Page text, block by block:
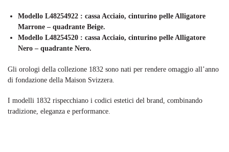
Modello L48254922 : cassa Acciaio, cinturino pelle Alligatore
Marrone – quadrante Beige.
Modello L48254520 : cassa Acciaio, cinturino pelle Alligatore
Nero – quadrante Nero.
Gli orologi della collezione 1832 sono nati per rendere omaggio all’anno
di fondazione della Maison Svizzera.
I modelli 1832 rispecchiano i codici estetici del brand, combinando
tradizione, eleganza e performance.